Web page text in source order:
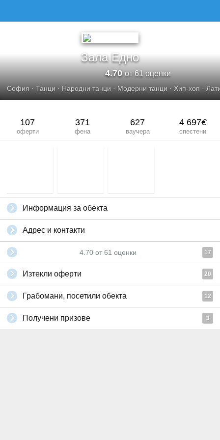
Зала Едно
4.70от 61 оценки
София · Танци · Народни танци · Модерни танци · Хип-хоп ·
107
оферти
371
фена
627
ваучера
4 697€
спестени
Информация за обекта
Адрес и контакти
4.70 от 61 оценки 17
Изтекли оферти 20
Грабомани, посетили обекта 12
Получени призове 3